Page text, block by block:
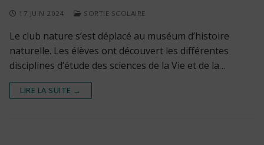
17 JUIN 2024 SORTIE SCOLAIRE
Le club nature s’est déplacé au muséum d’histoire
naturelle. Les élèves ont découvert les différentes
disciplines d’étude des sciences de la Vie et de la…
LIRE LA SUITE →